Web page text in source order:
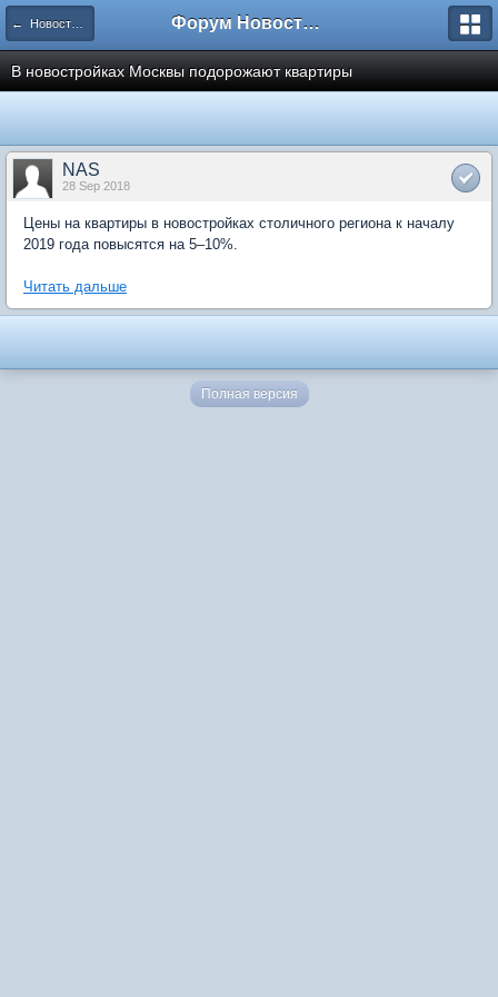
← Новости рынка недвижимости Форум Новостройки
В новостройках Москвы подорожают квартиры
NAS
28 Sep 2018
Цены на квартиры в новостройках столичного региона к началу
2019 года повысятся на 5–10%.
Читать дальше
Полная версия